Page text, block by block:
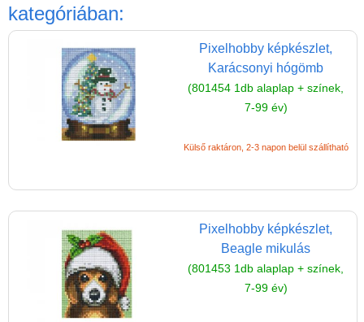
kategóriában:
Pixelhobby képkészlet,
Karácsonyi hógömb
(801454 1db alaplap + színek,
7-99 év)
Külső raktáron, 2-3 napon belül szállítható
Pixelhobby képkészlet,
Beagle mikulás
(801453 1db alaplap + színek,
7-99 év)
Futóbiciklik, rollerek
Gyerekszoba
Intelligens gyurma
Kerti játékok
Licenszes TOP
gyerekajándékok
Logikai játékok